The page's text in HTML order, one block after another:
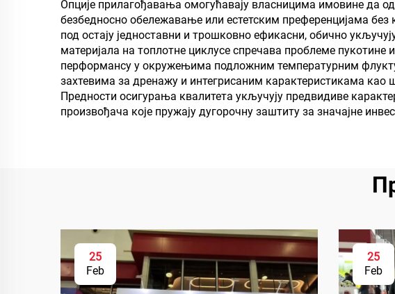
Опције прилагођавања омогућавају власницима имовине да
безбедносно обележавање или естетским преференцијама
под остају једноставни и трошковно ефикасни, обично
материјала на топлотне циклусе спречава проблеме пукотине
перформансу у окружењима подложним температурним
захтевима за дренажу и интегрисаним карактеристикама као
Предности осигурања квалитета укључују предвидиве
произвођача које пружају дугорочну заштиту за значајне
25
Feb
25
Feb